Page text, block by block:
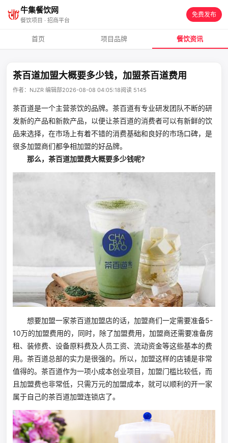
牛集餐饮网
餐饮项目 · 招商平台
免费发布
首页 项目品牌 餐饮资讯
茶百道加盟大概要多少钱，加盟茶百道费用
作者：NJZR 编辑部2026-08-08 04:05:18阅读 5145
茶百道是一个主营茶饮的品牌。茶百道有专业研发团队不断的研
发新的产品和新款产品，以便让茶百道的消费者可以有新鲜的饮
品来选择，在市场上有着不错的消费基础和良好的市场口碑，是
很多加盟商们都争相加盟的好品牌。
那么，茶百道加盟费大概要多少钱呢?
想要加盟一家茶百道加盟店的话，加盟商们一定需要准备5-
10万的加盟费用的，同时，除了加盟费用，加盟商还需要准备房
租、装修费、设备原料费及人员工资、流动资金等这些基本的费
用。茶百道总部的实力是很强的。所以，加盟这样的店铺是非常
值得的。茶百道作为一项小成本创业项目，加盟门槛比较低，而
且加盟费也非常低，只需万元的加盟成本，就可以顺利的开一家
属于自己的茶百道加盟连锁店了。